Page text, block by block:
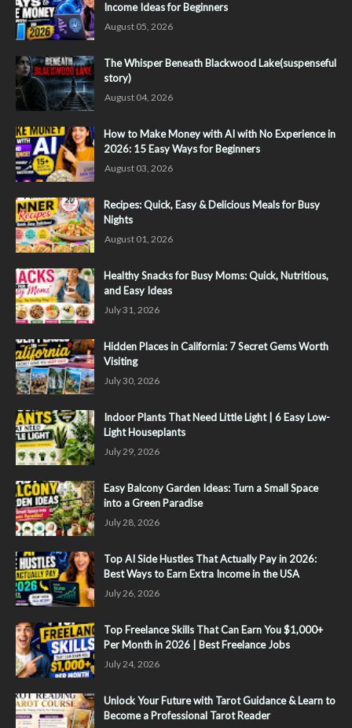
Income Ideas for Beginners
August 05, 2026
The Whisper Beneath Blackwood Lake(suspenseful
story)
August 04, 2026
How to Make Money with AI with No Experience in
2026: 15 Easy Ways for Beginners
August 03, 2026
Recipes: Quick, Easy & Delicious Meals for Busy
Nights
August 01, 2026
Healthy Snacks for Busy Moms: Quick, Nutritious,
and Easy Ideas
July 31, 2026
Hidden Places in California: 7 Secret Gems Worth
Visiting
July 30, 2026
Indoor Plants That Need Little Light | 6 Easy Low-
Light Houseplants
July 29, 2026
Easy Balcony Garden Ideas: Turn a Small Space
into a Green Paradise
July 28, 2026
Top AI Side Hustles That Actually Pay in 2026:
Best Ways to Earn Extra Income in the USA
July 26, 2026
Top Freelance Skills That Can Earn You $1,000+
Per Month in 2026 | Best Freelance Jobs
July 24, 2026
Unlock Your Future with Tarot Guidance & Learn to
Become a Professional Tarot Reader